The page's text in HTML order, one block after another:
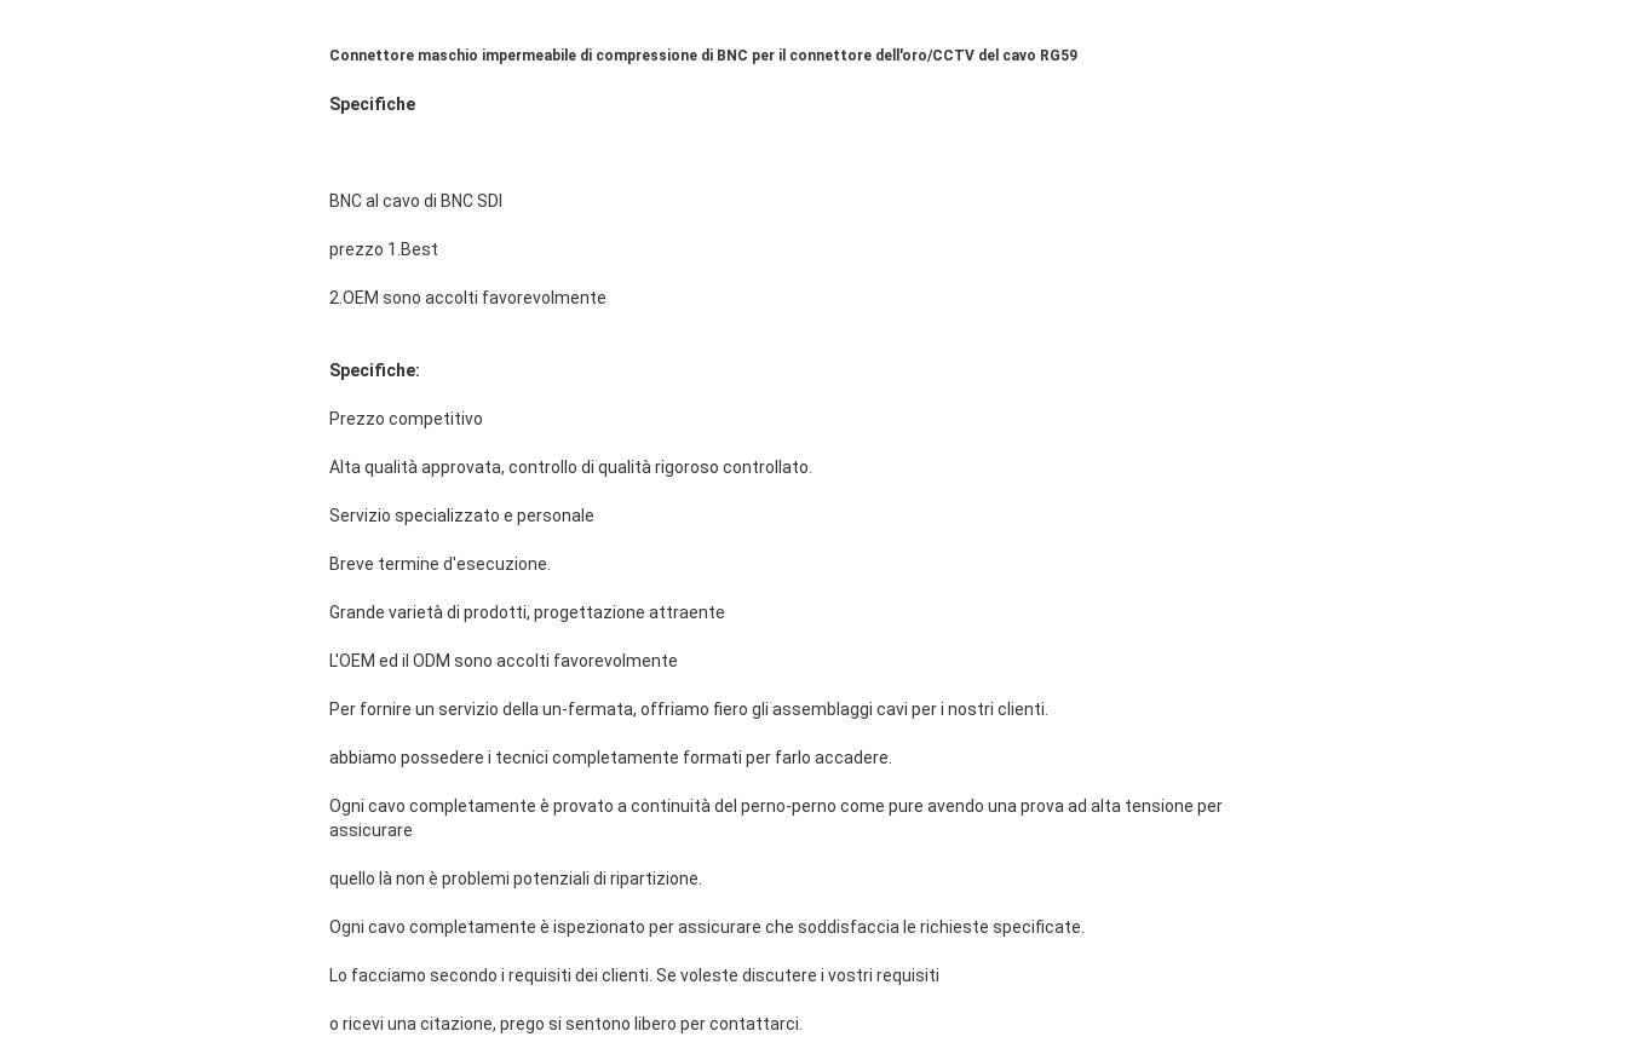
Connettore maschio impermeabile di compressione di BNC per il connettore dell'oro/CCTV del cavo RG59
Specifiche
BNC al cavo di BNC SDI
prezzo 1.Best
2.OEM sono accolti favorevolmente
Specifiche:
Prezzo competitivo
Alta qualità approvata, controllo di qualità rigoroso controllato.
Servizio specializzato e personale
Breve termine d'esecuzione.
Grande varietà di prodotti, progettazione attraente
L'OEM ed il ODM sono accolti favorevolmente
Per fornire un servizio della un-fermata, offriamo fiero gli assemblaggi cavi per i nostri clienti.
abbiamo possedere i tecnici completamente formati per farlo accadere.
Ogni cavo completamente è provato a continuità del perno-perno come pure avendo una prova ad alta tensione per
assicurare
quello là non è problemi potenziali di ripartizione.
Ogni cavo completamente è ispezionato per assicurare che soddisfaccia le richieste specificate.
Lo facciamo secondo i requisiti dei clienti. Se voleste discutere i vostri requisiti
o ricevi una citazione, prego si sentono libero per contattarci.